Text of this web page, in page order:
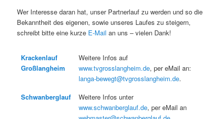
Wer Interesse daran hat, unser Partnerlauf zu werden und so die
Bekanntheit des eigenen, sowie unseres Laufes zu steigern,
schreibt bitte eine kurze E-Mail an uns – vielen Dank!
Krackenlauf
Großlangheim
Weitere Infos auf
www.tvgrosslangheim.de, per eMail an:
langa-bewegt@tvgrosslangheim.de.
Schwanberglauf
Weitere Infos unter
www.schwanberglauf.de, per eMail an